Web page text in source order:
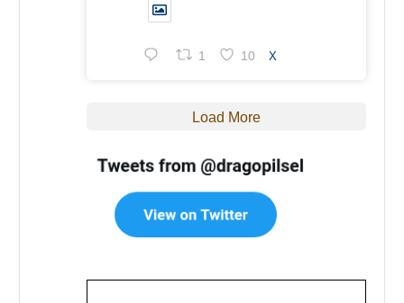
1 10 X
Load More